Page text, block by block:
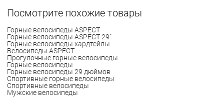
Посмотрите похожие товары
Горные велосипеды ASPECT
Горные велосипеды ASPECT 29"
Горные велосипеды хардтейлы
Велосипеды ASPECT
Прогулочные горные велосипеды
Горные велосипеды
Горные велосипеды 29 дюймов
Спортивные горные велосипеды
Спортивные велосипеды
Мужские велосипеды